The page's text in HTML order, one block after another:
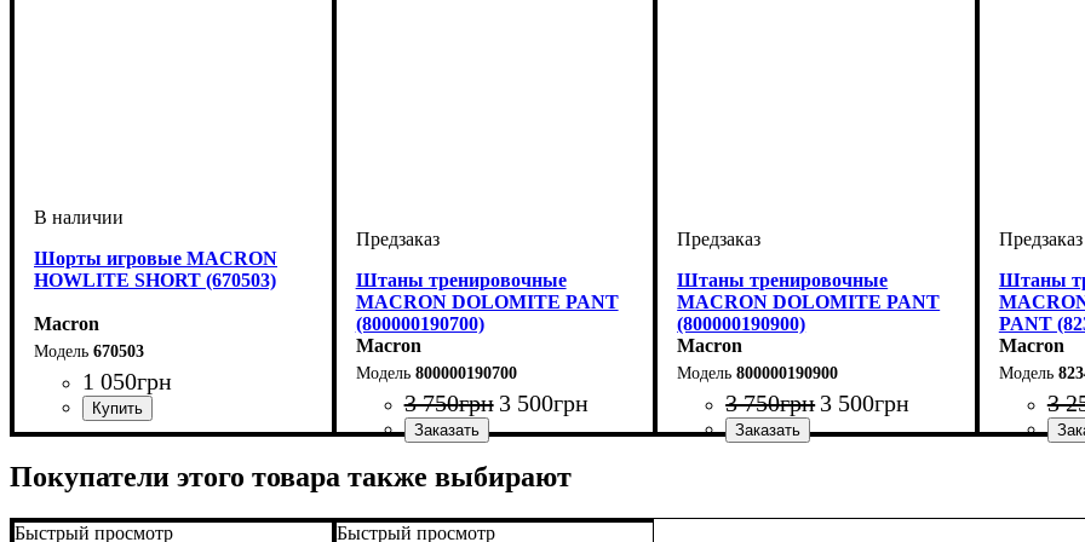
Шорты игровые MACRON
HOWLITE SHORT (670503)
Macron
670503
1 050грн
Пол: Унисекс, Детское
Производитель: Macron
Цвет: Синий
Спорт: Регби
Штаны тренировочные
MACRON DOLOMITE PANT
(800000190700)
Macron
800000190700
3 750грн 3 500грн
Штаны тренировочные
MACRON DOLOMITE PANT
(800000190900)
Macron
800000190900
3 750грн 3 500грн
Штаны
PANT
Macron
3
Покупатели этого товара также выбирают
Быстрый просмотр Быстрый просмотр